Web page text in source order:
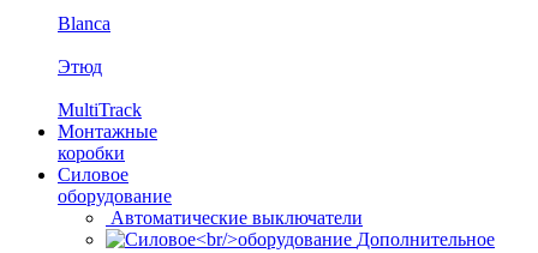
Blanca
Этюд
MultiTrack
Монтажные
коробки
Силовое
оборудование
Автоматические выключатели
Дополнительное